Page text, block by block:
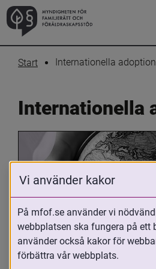
Start Internationella
Internationella
Oavsett om du är
adoptivförälder eller
Vi använder kakor
På mfof.se använder vi
webbplatsen ska fungera på ett
använder också kakor för
förbättra vår webbplats.